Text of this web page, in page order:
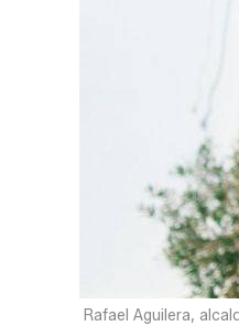
Rafael Aguilera,